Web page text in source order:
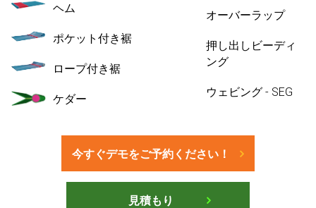
今すぐデモをご予約ください！
見積もり
ヘム
ポケット付き裾
ロープ付き裾
ケダー
オーバーラップ
押し出しビーディ
ング
ウェビング - SEG